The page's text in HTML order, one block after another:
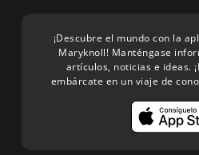
¡Descubre el mundo con la
Maryknoll! Manténgase
artículos, noticias e ideas.
embárcate en un viaje de